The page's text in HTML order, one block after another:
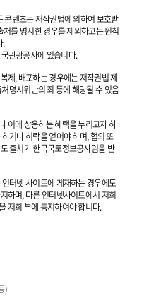
텐츠는 저작권법에 의하여 보호받
를 명시한 경우를 제외하고는 원칙
.
관광공사에 있습니다.
제, 배포하는 경우에는 저작권법 제
명시위반의 죄 등에 해당될 수 있음
이에 상응하는 혜택을 누리고자 하
거나 허락을 얻어야 하며, 협의 또
출처가 한국국토정보공사임을 반
터넷 사이트에 게재하는 경우에도
하며, 다른 인터넷사이트에서 저희
저희 부에 통지하여야 합니다.
)